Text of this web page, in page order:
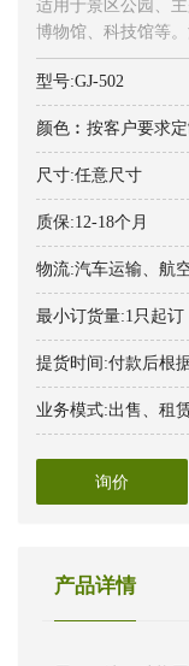
适用于景区公园、
博物馆、科技馆等
型号:GJ-502
颜色︰按客户要求定
尺寸:任意尺寸
质保:12-18个月
物流:汽车运输、航
最小订货量:1只起订
提货时间:付款后根
业务模式:出售、租
询价
产品详情